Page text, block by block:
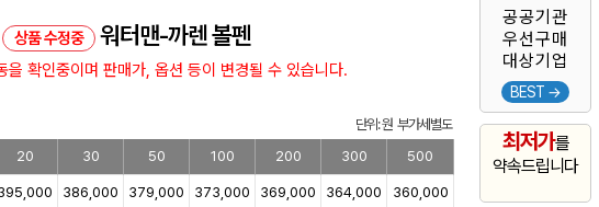
공공기관
우선구매
대상기업
BEST →
최저가를
약속드립니다
상품 수정중 워터맨-까렌 볼펜
을 확인중이며 판매가, 옵션 등이 변경될 수 있습니다.
단위: 원 부가세별도
20 30 50 100 200 300 500
386,000 379,000 373,000 369,000 364,000 360,000